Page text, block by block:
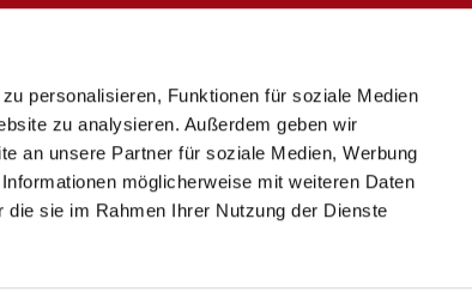
personalisieren, Funktionen für soziale Medien
zu analysieren. Außerdem geben wir
an unsere Partner für soziale Medien, Werbung
möglicherweise mit weiteren Daten
sie im Rahmen Ihrer Nutzung der Dienste